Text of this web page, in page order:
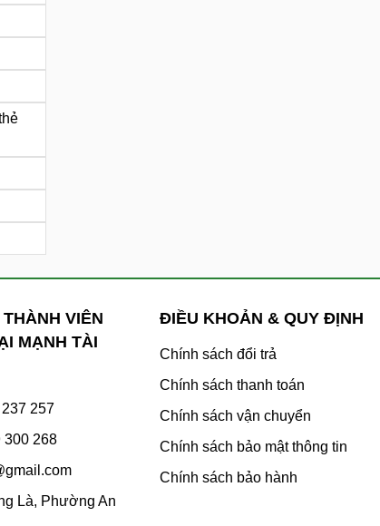
VIÊN
MẠNH TÀI
257
300 268
Là, Phường An
ĐIỀU KHOẢN & QUY ĐỊNH
Chính sách đổi trả
Chính sách thanh toán
Chính sách vận chuyển
Chính sách bảo mật thông tin
Chính sách bảo hành